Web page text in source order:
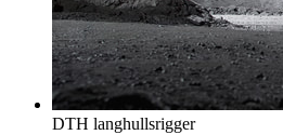
DTH langhullsrigger